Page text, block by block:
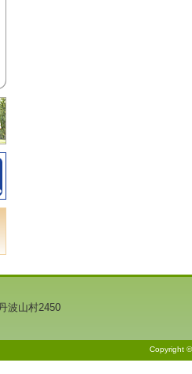
波山村2450
Copyright